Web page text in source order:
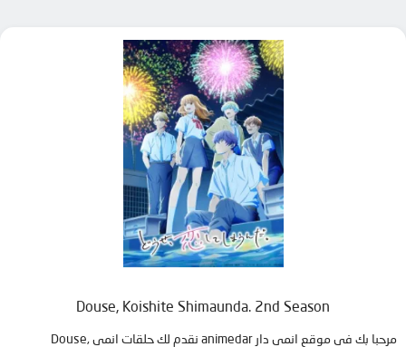
Douse, Koishite Shimaunda. 2nd Season
مرحبا بك في موقع انمي دار animedar نقدم لك حلقات انمي Douse,